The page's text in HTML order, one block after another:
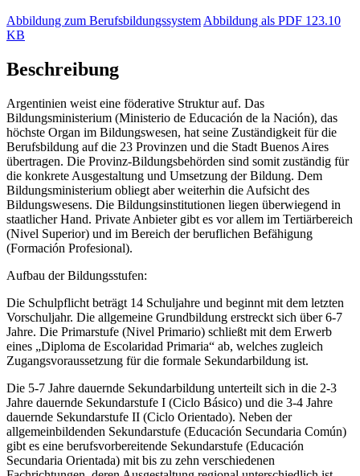
Abbildung zum Berufsbildungssystem Abbildung als PDF 123.10
KB
Beschreibung
Argentinien weist eine föderative Struktur auf. Das
Bildungsministerium (Ministerio de Educación de la Nación), das
höchste Organ im Bildungswesen, hat seine Zuständigkeit für die
Berufsbildung auf die 23 Provinzen und die Stadt Buenos Aires
übertragen. Die Provinz-Bildungsbehörden sind somit zuständig für
die konkrete Ausgestaltung und Umsetzung der Bildung. Dem
Bildungsministerium obliegt aber weiterhin die Aufsicht des
Bildungswesens. Die Bildungsinstitutionen liegen überwiegend in
staatlicher Hand. Private Anbieter gibt es vor allem im Tertiärbereich
(Nivel Superior) und im Bereich der beruflichen Befähigung
(Formación Profesional).
Aufbau der Bildungsstufen:
Die Schulpflicht beträgt 14 Schuljahre und beginnt mit dem letzten
Vorschuljahr. Die allgemeine Grundbildung erstreckt sich über 6-7
Jahre. Die Primarstufe (Nivel Primario) schließt mit dem Erwerb
eines „Diploma de Escolaridad Primaria“ ab, welches zugleich
Zugangsvoraussetzung für die formale Sekundarbildung ist.
Die 5-7 Jahre dauernde Sekundarbildung unterteilt sich in die 2-3
Jahre dauernde Sekundarstufe I (Ciclo Básico) und die 3-4 Jahre
dauernde Sekundarstufe II (Ciclo Orientado). Neben der
allgemeinbildenden Sekundarstufe (Educación Secundaria Común)
gibt es eine berufsvorbereitende Sekundarstufe (Educación
Secundaria Orientada) mit bis zu zehn verschiedenen